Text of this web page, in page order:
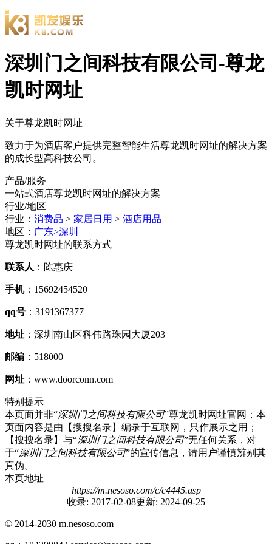
深圳门之间科技有限公司-尊龙
凯时网址
关于尊龙凯时网址
致力于为酒店客户提供完整智能生活尊龙凯时网址的解决方案
的成长型高科技公司。
产品/服务
一站式酒店尊龙凯时网址的解决方案
行业/地区
行业： 消费品 > 家居日用 > 酒店用品
地区： 广东>深圳
尊龙凯时网址的联系方式
联系人 ：陈惠庆
手机：15692454520
qq号 ：3191367377
地址 ：深圳南山区科伟路珠园大厦203
邮编 ：518000
网址 ：www.doorconn.com
特别提示
本页面并非“深圳门之间科技有限公司”尊龙凯时网址官网；本
页面内容是由【搜搜名录】编录于互联网，只作展示之用；
【搜搜名录】与“深圳门之间科技有限公司”无任何关系，对
于“深圳门之间科技有限公司”的宣传信息，请用户谨慎辨别其
真伪。
本页地址
https://m.nesoso.com/c/c4445.asp
收录: 2017-02-08更新: 2024-09-25
© 2014-2030 m.nesoso.com